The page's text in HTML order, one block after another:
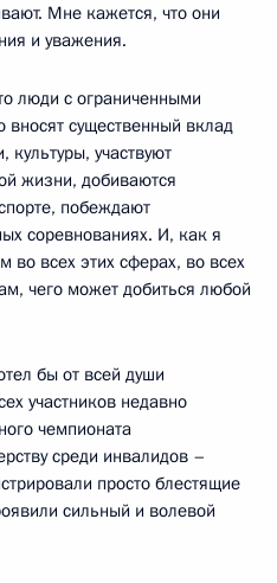
Мне кажется, что они
и уважения.
люди с ограниченными
существенный вклад
культуры, участвуют
жизни, добиваются
побеждают
соревнованиях. И, как я
во всех этих сферах, во всех
чего может добиться любой
бы от всей души
участников недавно
чемпионата
среди инвалидов –
просто блестящие
сильный и волевой